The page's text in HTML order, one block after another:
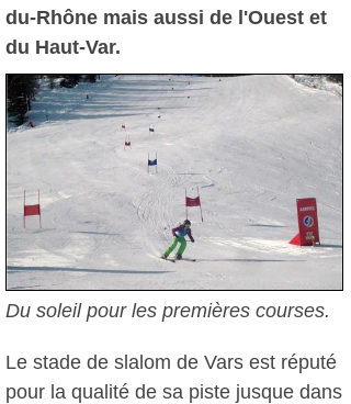
du-Rhône mais aussi de l'Ouest et
du Haut-Var.
Du soleil pour les premières courses.
Le stade de slalom de Vars est réputé
pour la qualité de sa piste jusque dans